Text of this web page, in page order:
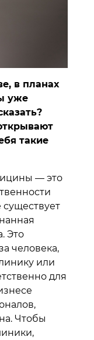
в планах
уже
такие
— это
Это
человека,
или
для
Чтобы